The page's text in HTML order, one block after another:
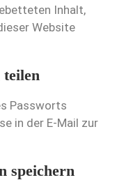
Inhalt,
Website
Passworts
in der E-Mail zur
speichern